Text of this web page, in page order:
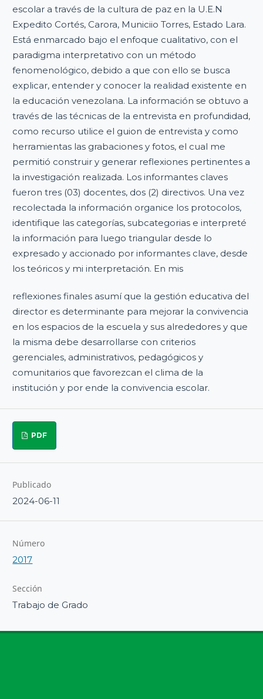
escolar a través de la cultura de paz en la U.E.N
Expedito Cortés, Carora, Municiio Torres, Estado Lara.
Está enmarcado bajo el enfoque cualitativo, con el
paradigma interpretativo con un método
fenomenológico, debido a que con ello se busca
explicar, entender y conocer la realidad existente en
la educación venezolana. La información se obtuvo a
través de las técnicas de la entrevista en profundidad,
como recurso utilice el guion de entrevista y como
herramientas las grabaciones y fotos, el cual me
permitió construir y generar reflexiones pertinentes a
la investigación realizada. Los informantes claves
fueron tres (03) docentes, dos (2) directivos. Una vez
recolectada la información organice los protocolos,
identifique las categorías, subcategorias e interpreté
la información para luego triangular desde lo
expresado y accionado por informantes clave, desde
los teóricos y mi interpretación. En mis
reflexiones finales asumí que la gestión educativa del
director es determinante para mejorar la convivencia
en los espacios de la escuela y sus alrededores y que
la misma debe desarrollarse con criterios
gerenciales, administrativos, pedagógicos y
comunitarios que favorezcan el clima de la
institución y por ende la convivencia escolar.
PDF
Publicado
2024-06-11
Número
2017
Sección
Trabajo de Grado